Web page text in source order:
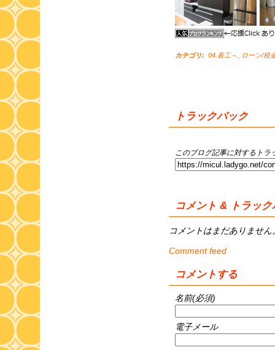
カテゴリ: 04.着工～ ローン/税
トラックバック
このブログ記事に対するトラ
コメント & トラック
コメントはまだありません
Comment feed
コメントする
名前(必須)
電子メール